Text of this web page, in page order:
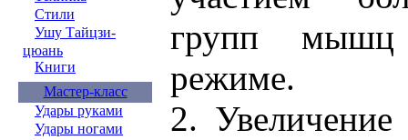
Стили
Ушу Тайцзи-
цюань
Книги
Мастер-класс
Удары руками
Удары ногами
групп мышц
режиме.
2.